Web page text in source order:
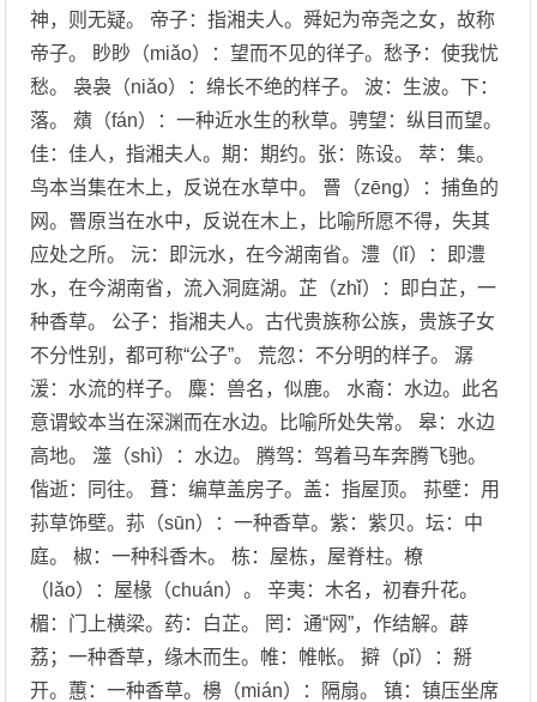
神，则无疑。 帝子：指湘夫人。舜妃为帝尧之女，故称
帝子。 眇眇（miǎo）：望而不见的徉子。愁予：使我忧
愁。 袅袅（niǎo）：绵长不绝的样子。 波：生波。下：
落。 薠（fán）：一种近水生的秋草。骋望：纵目而望。
佳：佳人，指湘夫人。期：期约。张：陈设。 萃：集。
鸟本当集在木上，反说在水草中。 罾（zēng）：捕鱼的
网。罾原当在水中，反说在木上，比喻所愿不得，失其
应处之所。 沅：即沅水，在今湖南省。澧（lǐ）：即澧
水，在今湖南省，流入洞庭湖。芷（zhǐ）：即白芷，一
种香草。 公子：指湘夫人。古代贵族称公族，贵族子女
不分性别，都可称“公子”。 荒忽：不分明的样子。 潺
湲：水流的样子。 麋：兽名，似鹿。 水裔：水边。此名
意谓蛟本当在深渊而在水边。比喻所处失常。 皋：水边
高地。 澨（shì）：水边。 腾驾：驾着马车奔腾飞驰。
偕逝：同往。 葺：编草盖房子。盖：指屋顶。 荪壁：用
荪草饰壁。荪（sūn）：一种香草。紫：紫贝。坛：中
庭。 椒：一种科香木。 栋：屋栋，屋脊柱。橑
（lǎo）：屋椽（chuán）。 辛夷：木名，初春升花。
楣：门上横梁。药：白芷。 罔：通“网”，作结解。薜
荔；一种香草，缘木而生。帷：帷帐。 擗（pǐ）：掰
开。蕙：一种香草。櫋（mián）：隔扇。 镇：镇压坐席